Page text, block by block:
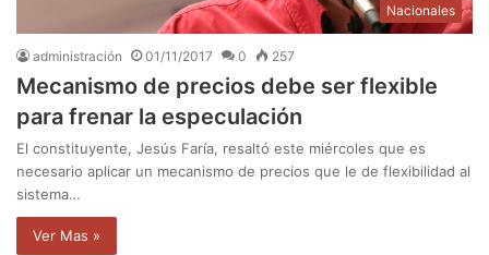
Nacionales
administración 01/11/2017 0 257
Mecanismo de precios debe ser flexible
para frenar la especulación
El constituyente, Jesús Faría, resaltó este miércoles que es
necesario aplicar un mecanismo de precios que le de flexibilidad al
sistema…
Ver Mas »